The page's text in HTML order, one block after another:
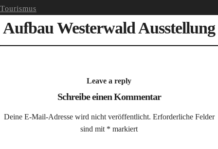
Tourismus
Aufbau Westerwald Ausstellung
Leave a reply
Schreibe einen Kommentar
Deine E-Mail-Adresse wird nicht veröffentlicht. Erforderliche Felder
sind mit * markiert